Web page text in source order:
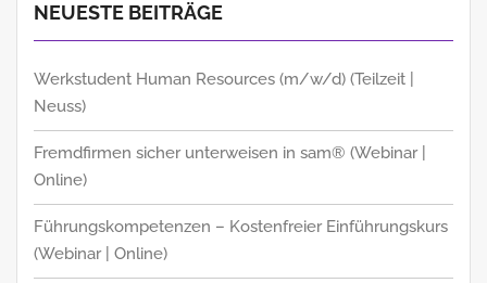
NEUESTE BEITRÄGE
Werkstudent Human Resources (m/w/d) (Teilzeit |
Neuss)
Fremdfirmen sicher unterweisen in sam® (Webinar |
Online)
Führungskompetenzen – Kostenfreier Einführungskurs
(Webinar | Online)